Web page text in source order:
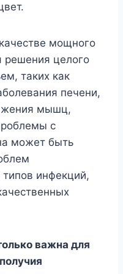
мощного
решения целого
таких как
печени,
мышц,
с
может быть
инфекций,
важна для